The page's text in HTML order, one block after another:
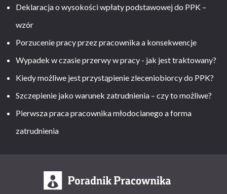
Deklaracja o wysokości wpłaty podstawowej do PPK –
wzór
Porzucenie pracy przez pracownika a konsekwencje
Wypadek w czasie przerwy w pracy - jak jest traktowany?
Kiedy możliwe jest przystąpienie zleceniobiorcy do PPK?
Szczepienie jako warunek zatrudnienia – czy to możliwe?
Pierwsza praca pracownika młodocianego a forma
zatrudnienia